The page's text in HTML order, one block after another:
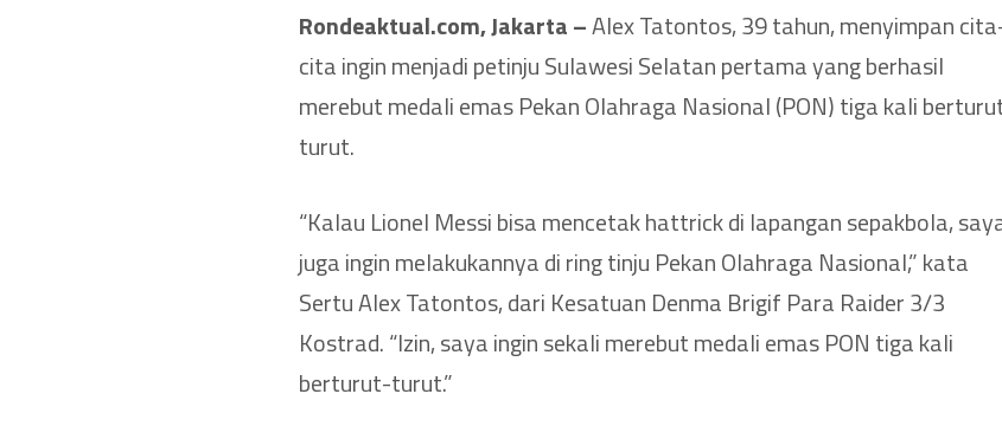
Rondeaktual.com, Jakarta –Alex Tatontos, 39 tahun, menyimpan
cita ingin menjadi petinju Sulawesi Selatan pertama yang berhasil
merebut medali emas Pekan Olahraga Nasional (PON) tiga kali
turut.
“Kalau Lionel Messi bisa mencetak hattrick di lapangan sepakbola,
juga ingin melakukannya di ring tinju Pekan Olahraga Nasional,” kata
Sertu Alex Tatontos, dari Kesatuan Denma Brigif Para Raider 3/3
Kostrad. “Izin, saya ingin sekali merebut medali emas PON tiga kali
berturut-turut.”